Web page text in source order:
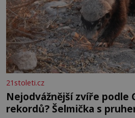
21stoleti.cz
Nejodvážnější zvíře podle
rekordů? Šelmička s